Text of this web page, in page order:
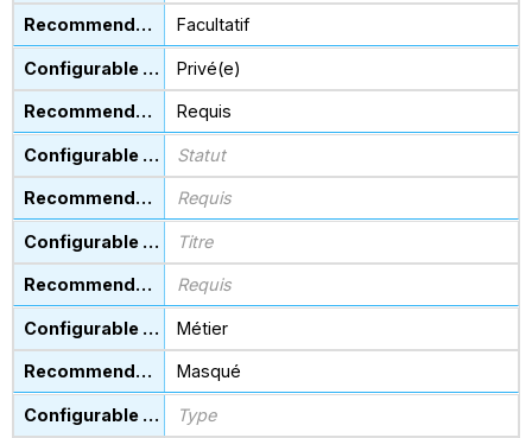
Facultatif
Privé(e)
Requis
Statut
Requis
Titre
Requis
Métier
Masqué
Type